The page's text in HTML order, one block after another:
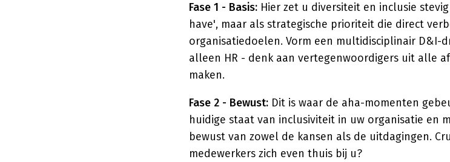
Fase 1 - Basis: Hier zet u diversiteit en inclusie
have', maar als strategische prioriteit die direct
organisatiedoelen. Vorm een multidisciplinair D&I-
alleen HR - denk aan vertegenwoordigers uit alle
maken.
Fase 2 - Bewust: Dit is waar de aha-momenten
huidige staat van inclusiviteit in uw organisatie en
bewust van zowel de kansen als de uitdagingen.
medewerkers zich even thuis bij u?